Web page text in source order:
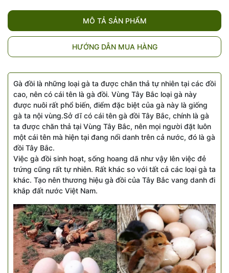
MÔ TẢ SẢN PHẨM
HƯỚNG DẪN MUA HÀNG
Gà đồi là những loại gà ta được chăn thả tự nhiên tại các đồi
cao, nên có cái tên là gà đồi. Vùng Tây Bắc loại gà này
được nuôi rất phổ biến, điểm đặc biệt của gà này là giống
gà ta nội vùng.Sở dĩ có cái tên gà đồi Tây Bắc, chính là gà
ta được chăn thả tại Vùng Tây Bắc, nên mọi người đặt luôn
một cái tên mà hiện tại đang nổi danh trên cả nước, đó là gà
đồi Tây Bắc.
Việc gà đồi sinh hoạt, sống hoang dã như vậy lên việc đẻ
trứng cũng rất tự nhiên. Rất khác so với tất cả các loại gà ta
khác. Tạo nên thương hiệu gà đồi của Tây Bắc vang danh đi
khắp đất nước Việt Nam.